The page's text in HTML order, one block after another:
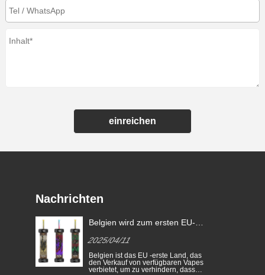
einreichen
Nachrichten
Belgien wird zum ersten EU-
Zigaretten zu verbieten
2025/04/11
Belgien ist das EU -erste Land, das
den Verkauf von verfügbaren Vapes
verbietet, um zu verhindern, dass